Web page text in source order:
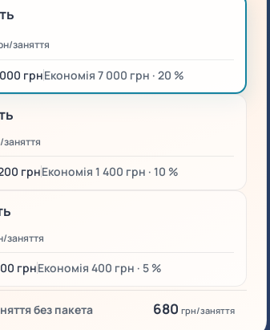
заняття
грнЕкономія 7 000 грн · 20 %
заняття
грнЕкономія 1 400 грн · 10 %
заняття
грнЕкономія 400 грн · 5 %
без пакета 680 грн/заняття